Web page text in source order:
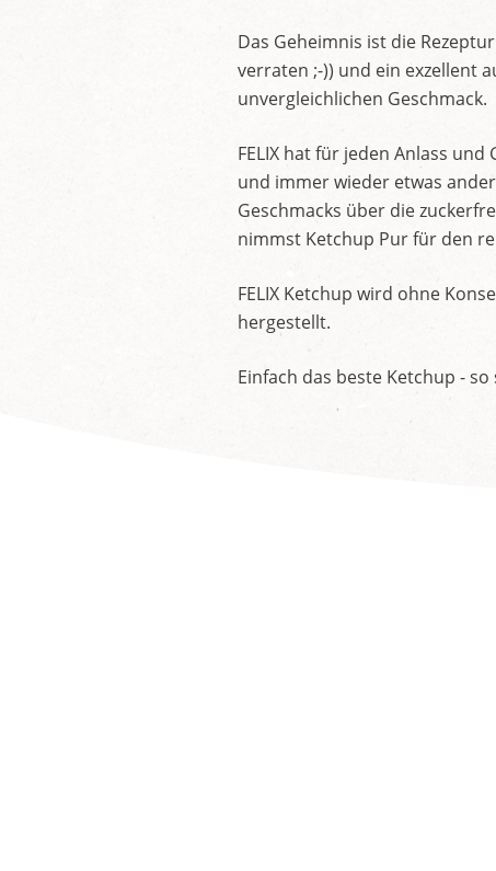
Das Geheimnis ist die
verraten ;-)) und ein exzellent
unvergleichlichen Geschmack.
FELIX hat für jeden Anlass
und immer wieder etwas
Geschmacks über die
nimmst Ketchup Pur für den
FELIX Ketchup wird ohne
hergestellt.
Einfach das beste Ketchup - so